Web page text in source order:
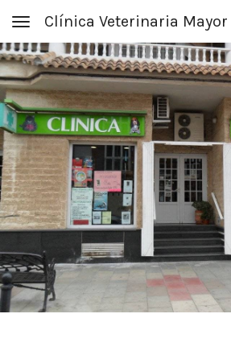
Toggle navigation
Clínica Veterinaria Mayor